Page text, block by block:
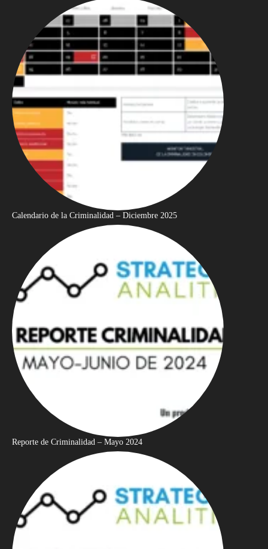
Calendario de la Criminalidad – Diciembre 2025
Reporte de Criminalidad – Mayo 2024